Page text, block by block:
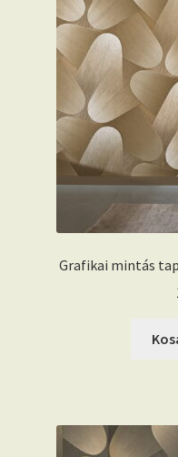
Grafikai mintás